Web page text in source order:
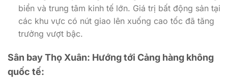
biển và trung tâm kinh tế lớn. Giá trị bất động sản tại
các khu vực có nút giao lên xuống cao tốc đã tăng
trưởng vượt bậc.
Sân bay Thọ Xuân: Hướng tới Cảng hàng không
quốc tế: